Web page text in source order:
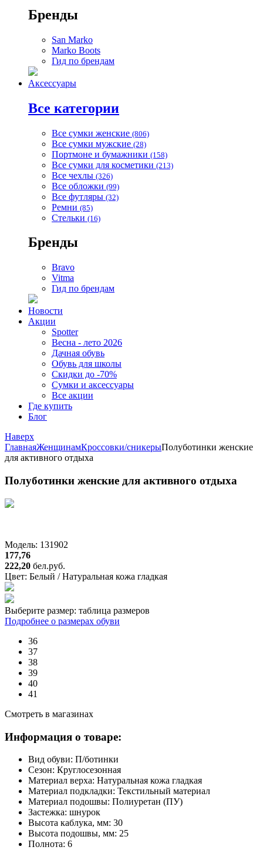
Бренды
San Marko
Marko Boots
Гид по брендам
Аксессуары
Все категории
Все сумки женские (806)
Все сумки мужские (28)
Портмоне и бумажники (158)
Все сумки для косметики (213)
Все чехлы (326)
Все обложки (99)
Все футляры (32)
Ремни (85)
Стельки (16)
Бренды
Bravo
Vitma
Гид по брендам
Новости
Акции
Spotter
Весна - лето 2026
Дачная обувь
Обувь для школы
Скидки до -70%
Сумки и аксессуары
Все акции
Где купить
Блог
Наверх
ГлавнаяЖенщинамКроссовки/сникерыПолуботинки женские
для активного отдыха
Полуботинки женские для активного отдыха
Модель: 131902
177,76
222,20 бел.руб.
Цвет: Белый / Натуральная кожа гладкая
Выберите размер: таблица размеров
Подробнее о размерах обуви
36
37
38
39
40
41
Смотреть в магазинах
Информация о товаре:
Вид обуви: П/ботинки
Сезон: Круглосезонная
Материал верха: Натуральная кожа гладкая
Материал подкладки: Текстильный материал
Материал подошвы: Полиуретан (ПУ)
Застежка: шнурок
Высота каблука, мм: 30
Высота подошвы, мм: 25
Полнота: 6